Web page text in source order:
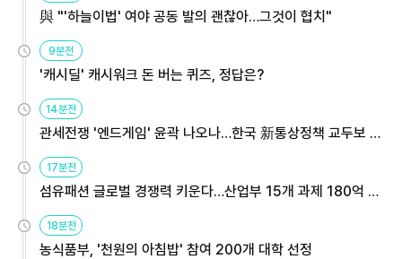
與 "'하늘이법' 여야 공동 발의 괜찮아…그것이 협치"
9분전
'캐시딜' 캐시워크 돈 버는 퀴즈, 정답은?
14분전
관세전쟁 '엔드게임' 윤곽 나오나…한국 新통상정책 교두보 활
17분전
섬유패션 글로벌 경쟁력 키운다…산업부 15개 과제 180억 지
18분전
농식품부, '천원의 아침밥' 참여 200개 대학 선정